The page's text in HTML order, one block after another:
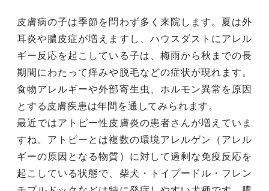
皮膚病の子は季節を問わず多く来院します。夏は外
耳炎や膿皮症が増えますし、ハウスダストにアレル
ギー反応を起こしている子は、梅雨から秋までの長
期間にわたって痒みや脱毛などの症状が現れます。
食物アレルギーや外部寄生虫、ホルモン異常を原因
とする皮膚疾患は年間を通してみられます。
最近ではアトピー性皮膚炎の患者さんが増えていま
すね。アトピーとは複数の環境アレルゲン（アレル
ギーの原因となる物質）に対して過剰な免疫反応を
起こしている状態で、柴犬・トイプードル・フレン